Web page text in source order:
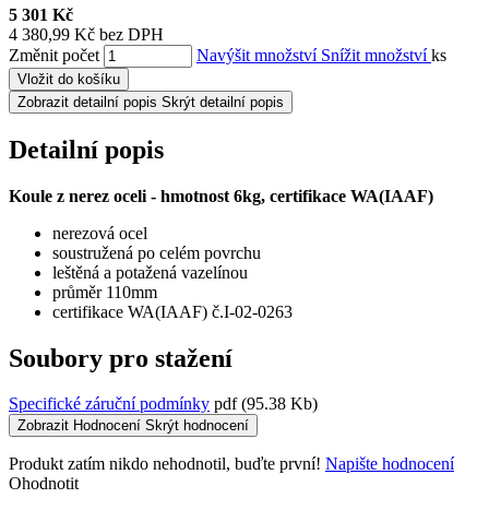
5 301 Kč
4 380,99 Kč bez DPH
Změnit počet
Navýšit množství Snížit množstvíks
Vložit do košíku
Zobrazit detailní popis Skrýt detailní popis
Detailní popis
Koule z nerez oceli - hmotnost 6kg, certifikace WA(IAAF)
nerezová ocel
soustružená po celém povrchu
leštěná a potažená vazelínou
průměr 110mm
certifikace WA(IAAF) č.I-02-0263
Soubory pro stažení
Specifické záruční podmínky pdf (95.38 Kb)
Zobrazit Hodnocení Skrýt hodnocení
Produkt zatím nikdo nehodnotil, buďte první! Napište hodnocení
Ohodnotit